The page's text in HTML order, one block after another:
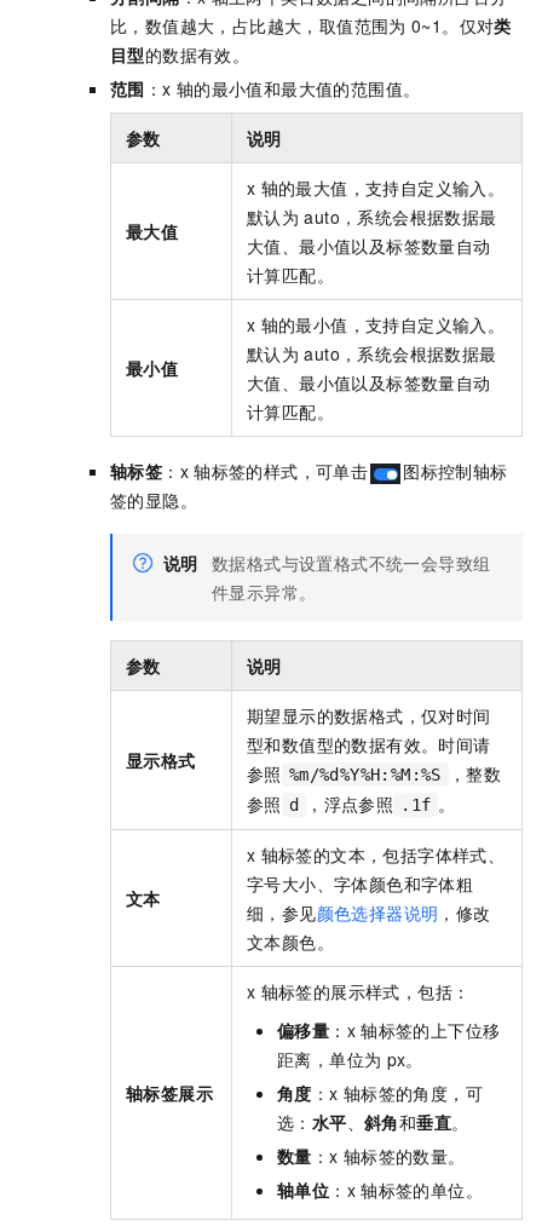
比，数值越大，占比越大，取值范围为 0~1。仅对类
目型的数据有效。
范围 ：x 轴的最小值和最大值的范围值。
参数 说明
最大值
x 轴的最大值，支持自定义输入。
默认为 auto，系统会根据数据最
大值、最小值以及标签数量自动
计算匹配。
最小值
x 轴的最小值，支持自定义输入。
默认为 auto，系统会根据数据最
大值、最小值以及标签数量自动
计算匹配。
轴标签 ：x 轴标签的样式，可单击
图标控制轴标
签的显隐。
说明 数据格式与设置格式不统一会导致组
件显示异常。
参数 说明
显示格式
期望显示的数据格式，仅对时间
型和数值型的数据有效。时间请
参照 %m/%d%Y%H:%M:%S
，整数
参照 d ，浮点参照 .1f 。
文本
x 轴标签的文本，包括字体样式、
字号大小、字体颜色和字体粗
细，参见颜色选择器说明 ，修改
文本颜色。
轴标签展示
x 轴标签的展示样式，包括：
偏移量 ：x 轴标签的上下位移
距离，单位为 px。
角度 ：x 轴标签的角度，可
选： 水平、斜角和垂直。
数量 ：x 轴标签的数量。
轴单位 ：x 轴标签的单位。